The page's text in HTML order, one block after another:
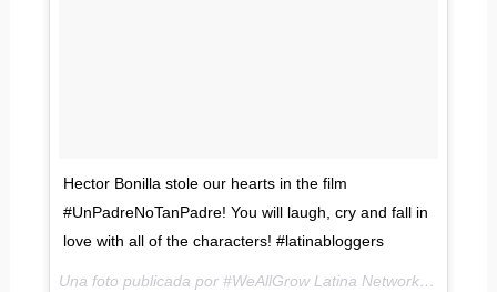
Hector Bonilla stole our hearts in the film
#UnPadreNoTanPadre! You will laugh, cry and fall in
love with all of the characters! #latinabloggers
Una foto publicada por #WeAllGrow Latina Network (@weallgrowlatina) el